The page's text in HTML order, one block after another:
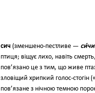
сич (зменшено-пестливе —
птиця; віщує лихо, навіть
пов’язано це з тим, що живе
зловіщий хрипкий голос-стогін
пов’язане з нічною темною